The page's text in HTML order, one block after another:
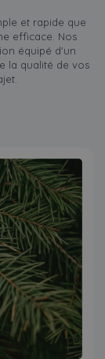
et rapide que
efficace. Nos
équipé d'un
la qualité de vos